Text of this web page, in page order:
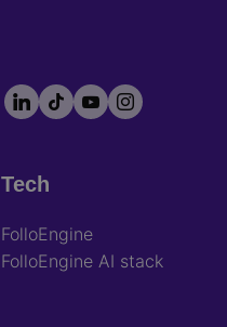
Footer
socials
LinkedIn
TikTokYouTubeInstagram
Tech
FolloEngine
FolloEngine AI stack